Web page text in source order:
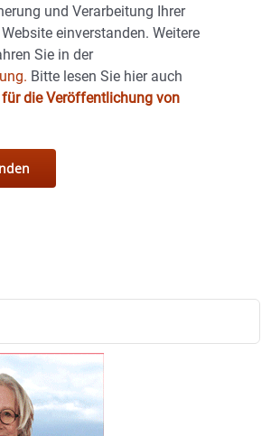
und Verarbeitung Ihrer
einverstanden. Weitere
Sie in der
Bitte lesen Sie hier auch
die Veröffentlichung von